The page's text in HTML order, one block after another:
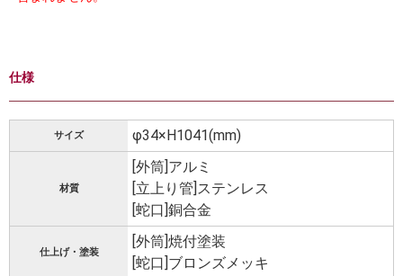
仕様
サイズ φ34×H1041(mm)
材質
[外筒]アルミ
[立上り管]ステンレス
[蛇口]銅合金
仕上げ・塗装
[外筒]焼付塗装
[蛇口]ブロンズメッキ